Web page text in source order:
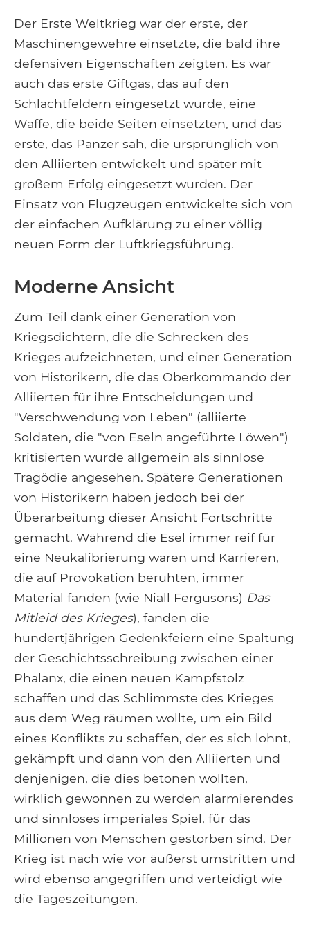
Der Erste Weltkrieg war der erste, der
Maschinengewehre einsetzte, die bald ihre
defensiven Eigenschaften zeigten. Es war
auch das erste Giftgas, das auf den
Schlachtfeldern eingesetzt wurde, eine
Waffe, die beide Seiten einsetzten, und das
erste, das Panzer sah, die ursprünglich von
den Alliierten entwickelt und später mit
großem Erfolg eingesetzt wurden. Der
Einsatz von Flugzeugen entwickelte sich von
der einfachen Aufklärung zu einer völlig
neuen Form der Luftkriegsführung.
Moderne Ansicht
Zum Teil dank einer Generation von
Kriegsdichtern, die die Schrecken des
Krieges aufzeichneten, und einer Generation
von Historikern, die das Oberkommando der
Alliierten für ihre Entscheidungen und
"Verschwendung von Leben" (alliierte
Soldaten, die "von Eseln angeführte Löwen")
kritisierten wurde allgemein als sinnlose
Tragödie angesehen. Spätere Generationen
von Historikern haben jedoch bei der
Überarbeitung dieser Ansicht Fortschritte
gemacht. Während die Esel immer reif für
eine Neukalibrierung waren und Karrieren,
die auf Provokation beruhten, immer
Material fanden (wie Niall Fergusons) Das
Mitleid des Krieges), fanden die
hundertjährigen Gedenkfeiern eine Spaltung
der Geschichtsschreibung zwischen einer
Phalanx, die einen neuen Kampfstolz
schaffen und das Schlimmste des Krieges
aus dem Weg räumen wollte, um ein Bild
eines Konflikts zu schaffen, der es sich lohnt,
gekämpft und dann von den Alliierten und
denjenigen, die dies betonen wollten,
wirklich gewonnen zu werden alarmierendes
und sinnloses imperiales Spiel, für das
Millionen von Menschen gestorben sind. Der
Krieg ist nach wie vor äußerst umstritten und
wird ebenso angegriffen und verteidigt wie
die Tageszeitungen.